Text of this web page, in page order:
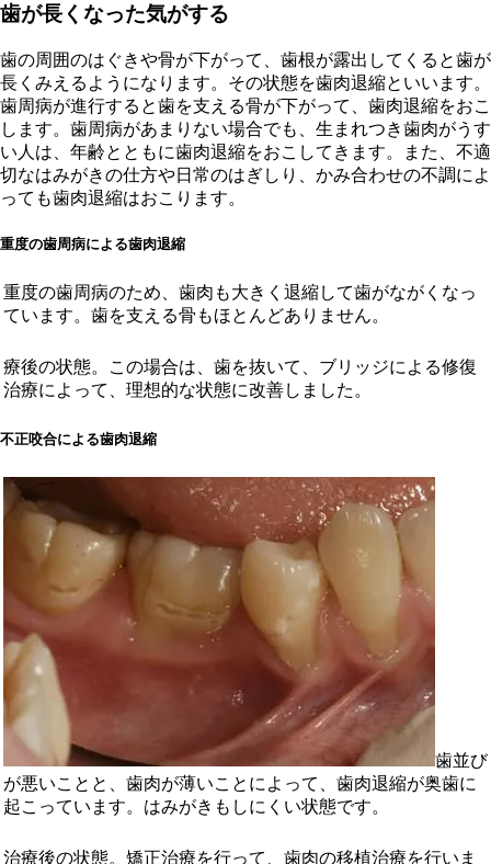
歯が長くなった気がする
歯の周囲のはぐきや骨が下がって、歯根が露出してくると歯が
長くみえるようになります。その状態を歯肉退縮といいます。
歯周病が進行すると歯を支える骨が下がって、歯肉退縮をおこ
します。歯周病があまりない場合でも、生まれつき歯肉がうす
い人は、年齢とともに歯肉退縮をおこしてきます。また、不適
切なはみがきの仕方や日常のはぎしり、かみ合わせの不調によ
っても歯肉退縮はおこります。
重度の歯周病による歯肉退縮
重度の歯周病のため、歯肉も大きく退縮して歯がながくなっ
ています。歯を支える骨もほとんどありません。
療後の状態。この場合は、歯を抜いて、ブリッジによる修復
治療によって、理想的な状態に改善しました。
不正咬合による歯肉退縮
歯並び
が悪いことと、歯肉が薄いことによって、歯肉退縮が奥歯に
起こっています。はみがきもしにくい状態です。
治療後の状態。矯正治療を行って、歯肉の移植治療を行いま